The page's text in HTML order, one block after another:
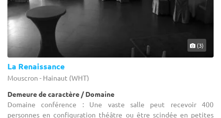
(3)
La Renaissance
Mouscron - Hainaut (WHT)
Demeure de caractère / Domaine
Domaine conférence : Une vaste salle peut recevoir 400
personnes en configuration théâtre ou être scindée en petites